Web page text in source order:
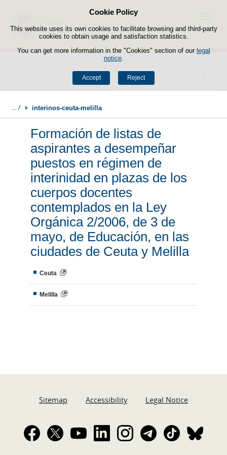
Cookie Policy
This website uses its own cookies to facilitate browsing and third-party
cookies to obtain usage and satisfaction statistics.
You can get more information in the "Cookies" section of our legal
notice.
Accept Reject
Skip to content
Search
Menu
interinos-ceuta-melilla
Formación de listas de
aspirantes a desempeñar
puestos en régimen de
interinidad en plazas de los
cuerpos docentes
contemplados en la Ley
Orgánica 2/2006, de 3 de
mayo, de Educación, en las
ciudades de Ceuta y Melilla
Ceuta
Melilla
Sitemap Accessibility Legal Notice